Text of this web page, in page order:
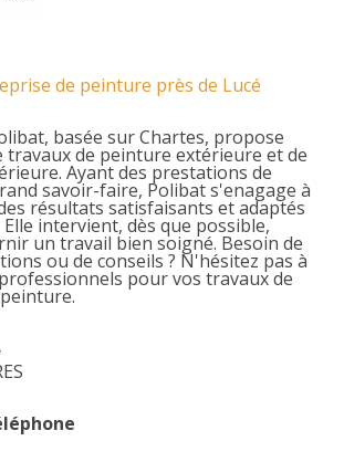
de peinture près de Lucé
basée sur Chartes, propose
travaux de peinture extérieure et de
Ayant des prestations de
savoir-faire, Polibat s'enagage à
résultats satisfaisants et adaptés
intervient, dès que possible,
un travail bien soigné. Besoin de
ou de conseils ? N'hésitez pas à
pour vos travaux de